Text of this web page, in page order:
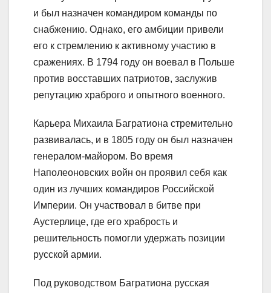
и был назначен командиром команды по
снабжению. Однако, его амбиции привели
его к стремлению к активному участию в
сражениях. В 1794 году он воевал в Польше
против восставших патриотов, заслужив
репутацию храброго и опытного военного.
Карьера Михаила Багратиона стремительно
развивалась, и в 1805 году он был назначен
генералом-майором. Во время
Наполеоновских войн он проявил себя как
один из лучших командиров Российской
Империи. Он участвовал в битве при
Аустерлице, где его храбрость и
решительность помогли удержать позиции
русской армии.
Под руководством Багратиона русская